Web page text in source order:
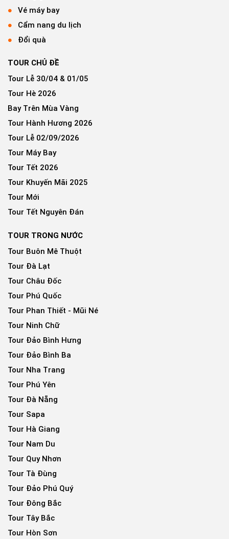
Vé máy bay
Cẩm nang du lịch
Đổi quà
TOUR CHỦ ĐỀ
Tour Lễ 30/04 & 01/05
Tour Hè 2026
Bay Trên Mùa Vàng
Tour Hành Hương 2026
Tour Lễ 02/09/2026
Tour Máy Bay
Tour Tết 2026
Tour Khuyến Mãi 2025
Tour Mới
Tour Tết Nguyên Đán
TOUR TRONG NƯỚC
Tour Buôn Mê Thuột
Tour Đà Lạt
Tour Châu Đốc
Tour Phú Quốc
Tour Phan Thiết - Mũi Né
Tour Ninh Chữ
Tour Đảo Bình Hưng
Tour Đảo Bình Ba
Tour Nha Trang
Tour Phú Yên
Tour Đà Nẵng
Tour Sapa
Tour Hà Giang
Tour Nam Du
Tour Quy Nhơn
Tour Tà Đùng
Tour Đảo Phú Quý
Tour Đông Bắc
Tour Tây Bắc
Tour Hòn Sơn